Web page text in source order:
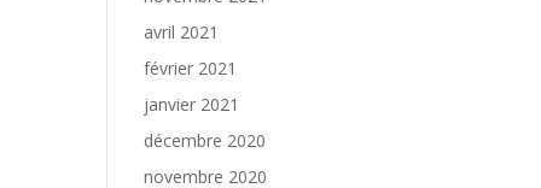
avril 2021
février 2021
janvier 2021
décembre 2020
novembre 2020